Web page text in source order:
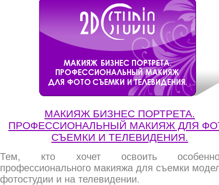
МАКИЯЖ БИЗНЕС ПОРТРЕТА.
ПРОФЕССИОНАЛЬНЫЙ МАКИЯЖ ДЛЯ
СЪЕМКИ И ТЕЛЕВИДЕНИЯ.
Тем, кто хочет освоить
профессионального макияжа для съемки
фотостудии и на телевидении.